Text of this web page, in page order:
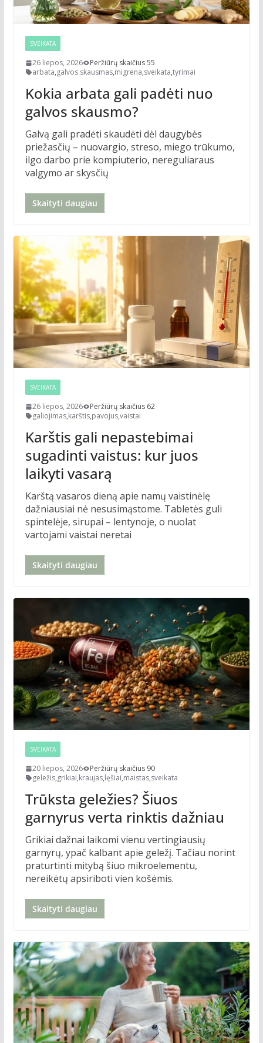
SVEIKATA
26 liepos, 2026
Peržiūrų skaičius 55
arbata,galvos skausmas,migrena,sveikata,tyrimai
Kokia arbata gali padėti nuo
galvos skausmo?
Galvą gali pradėti skaudėti dėl daugybės
priežasčių – nuovargio, streso, miego trūkumo,
ilgo darbo prie kompiuterio, nereguliaraus
valgymo ar skysčių
Skaityti daugiau
SVEIKATA
26 liepos, 2026
Peržiūrų skaičius 62
galiojimas,karštis,pavojus,vaistai
Karštis gali nepastebimai
sugadinti vaistus: kur juos
laikyti vasarą
Karštą vasaros dieną apie namų vaistinėlę
dažniausiai nė nesusimąstome. Tabletės guli
spintelėje, sirupai – lentynoje, o nuolat
vartojami vaistai neretai
Skaityti daugiau
SVEIKATA
20 liepos, 2026
Peržiūrų skaičius 90
geležis,grikiai,kraujas,lęšiai,maistas,sveikata
Trūksta geležies? Šiuos
garnyrus verta rinktis dažniau
Grikiai dažnai laikomi vienu vertingiausių
garnyrų, ypač kalbant apie geležį. Tačiau norint
praturtinti mitybą šiuo mikroelementu,
nereikėtų apsiriboti vien košėmis.
Skaityti daugiau